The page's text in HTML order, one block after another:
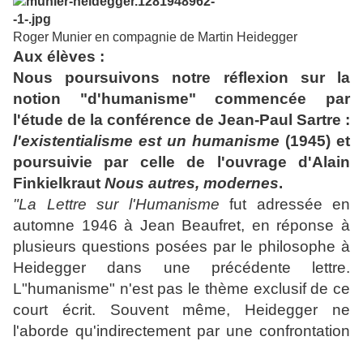
Roger Munier en compagnie de Martin Heidegger
Aux élèves :
Nous poursuivons notre réflexion sur la
notion "d'humanisme" commencée par
l'étude de la conférence de Jean-Paul Sartre :
l'existentialisme est un humanisme (1945) et
poursuivie par celle de l'ouvrage d'Alain
Finkielkraut Nous autres, modernes.
"La Lettre sur l'Humanisme fut adressée en
automne 1946 à Jean Beaufret, en réponse à
plusieurs questions posées par le philosophe à
Heidegger dans une précédente lettre.
L"humanisme" n'est pas le thème exclusif de ce
court écrit. Souvent même, Heidegger ne
l'aborde qu'indirectement par une confrontation